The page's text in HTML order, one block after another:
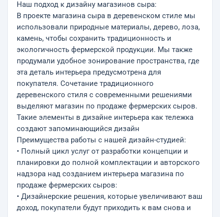
Наш подход к дизайну магазинов сыра:
В проекте магазина сыра в деревенском стиле мы
использовали природные материалы, дерево, лоза,
камень, чтобы сохранить традиционность и
экологичность фермерской продукции. Мы также
продумали удобное зонирование пространства, где
эта деталь интерьера предусмотрена для
покупателя. Сочетание традиционного
деревенского стиля с современными решениями
выделяют магазин по продаже фермерских сыров.
Такие элементы в дизайне интерьера как тележка
создают запоминающийся дизайн
Преимущества работы с нашей дизайн-студией:
• Полный цикл услуг от разработки концепции и
планировки до полной комплектации и авторского
надзора над созданием интерьера магазина по
продаже фермерских сыров:
• Дизайнерские решения, которые увеличивают ваш
доход, покупатели будут приходить к вам снова и